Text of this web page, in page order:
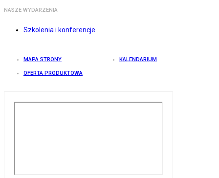
NASZE WYDARZENIA
Szkolenia i konferencje
MAPA STRONY KALENDARIUM
OFERTA PRODUKTOWA